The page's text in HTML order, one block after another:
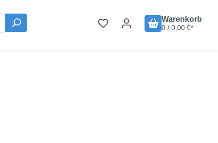
Warenkorb
0 / 0,00 €*